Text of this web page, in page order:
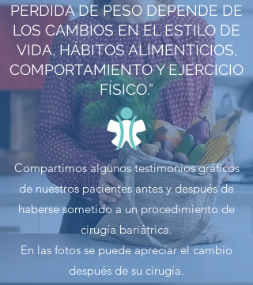
PERDIDA DE PESO DEPENDE DE
LOS CAMBIOS EN EL ESTILO DE
VIDA, HÁBITOS ALIMENTÍCIOS,
COMPORTAMIENTO Y EJERCICIO
FÍSICO.”
Compartimos algunos testimonios gráficos
de nuestros pacientes antes y después de
haberse sometido a un procedimiento de
cirugía bariátrica.
En las fotos se puede apreciar el cambio
después de su cirugía.